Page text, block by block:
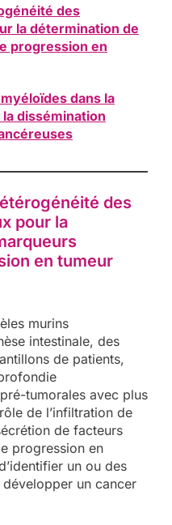
des
la détermination de
progression en
dans la
dissémination
des
pour la
en tumeur
murins
intestinale, des
de patients,
tumorales avec plus
de l’infiltration de
de facteurs
progression en
un ou des
un cancer